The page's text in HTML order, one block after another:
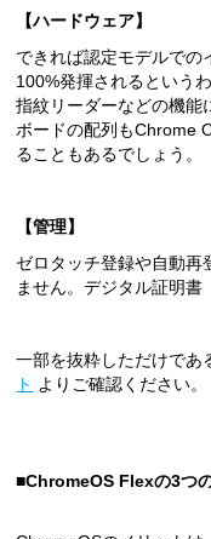
【ハードウェア】
できれば認定モデルでの
100%発揮されるという
指紋リーダーなどの機能
ボードの配列もChrome
ることもあるでしょう。
【管理】
ゼロタッチ登録や自動再
ません。デジタル証明書
一部を抜粋しただけであ
ト よりご確認ください。
■ChromeOS Flexの3つ